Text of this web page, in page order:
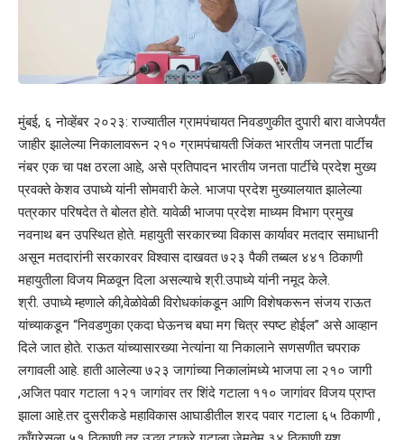
मुंबई, ६ नोव्हेंबर २०२३: राज्यातील ग्रामपंचायत निवडणुकीत दुपारी बारा वाजेपर्यंत
जाहीर झालेल्या निकालावरून २१० ग्रामपंचायती जिंकत भारतीय जनता पार्टीच
नंबर एक चा पक्ष ठरला आहे, असे प्रतिपादन भारतीय जनता पार्टीचे प्रदेश मुख्य
प्रवक्ते केशव उपाध्ये यांनी सोमवारी केले. भाजपा प्रदेश मुख्यालयात झालेल्या
पत्रकार परिषदेत ते बोलत होते. यावेळी भाजपा प्रदेश माध्यम विभाग प्रमुख
नवनाथ बन उपस्थित होते. महायुती सरकारच्या विकास कार्यावर मतदार समाधानी
असून मतदारांनी सरकारवर विश्वास दाखवत ७२३ पैकी तब्बल ४४१ ठिकाणी
महायुतीला विजय मिळवून दिला असल्याचे श्री.उपाध्ये यांनी नमूद केले.
श्री. उपाध्ये म्हणाले की,वेळोवेळी विरोधकांकडून आणि विशेषकरून संजय राऊत
यांच्याकडून “निवडणुका एकदा घेऊनच बघा मग चित्र स्पष्ट होईल” असे आव्हान
दिले जात होते. राऊत यांच्यासारख्या नेत्यांना या निकालाने सणसणीत चपराक
लगावली आहे. हाती आलेल्या ७२३ जागांच्या निकालांमध्ये भाजपा ला २१० जागी
,अजित पवार गटाला १२१ जागांवर तर शिंदे गटाला ११० जागांवर विजय प्राप्त
झाला आहे.तर दुसरीकडे महाविकास आघाडीतील शरद पवार गटाला ६५ ठिकाणी ,